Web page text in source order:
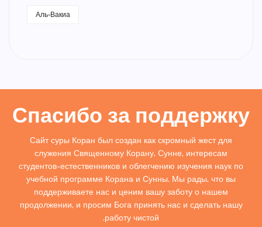
Аль-Вакиа
Спасибо за поддержку
Сайт суры Коран был создан как скромный жест для
служения Священному Корану, Сунне, интересам
студентов-естественников и облегчению изучения наук по
учебной программе Корана и Сунны. Мы рады, что вы
поддерживаете нас и ценим вашу заботу о нашем
продолжении, и просим Бога принять нас и сделать нашу
работу чистой.